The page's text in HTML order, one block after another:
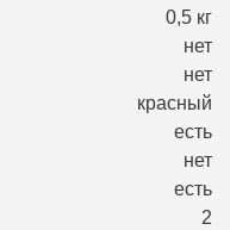
0,5 кг
нет
нет
красный
есть
нет
есть
2